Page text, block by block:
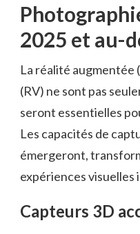
2025 et au-
La réalité augmentée
(RV) ne sont pas
seront essentielles
Les capacités de
émergeront,
expériences visuelles
Capteurs 3D